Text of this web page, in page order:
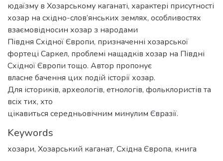
юдаїзму в Хозарському каганаті, характері присутності
хозар на східно-слов’янських землях, особливостях
взаємовідносин хозар з народами
Півдня Східної Європи, призначенні хозарської
фортеці Саркел, проблемі нащадків хозар на Півдні
Східної Європи тощо. Автор пропонує
власне бачення цих подій історії хозар.
Для істориків, археологів, етнологів, фольклористів та
всіх тих, хто
цікавиться середньовічним минулим Євразії.
Keywords
хозари, Хозарський каганат, Східна Європа, книга